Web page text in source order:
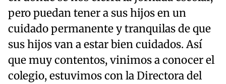
pero puedan tener a sus hijos en un
cuidado permanente y tranquilas de que
sus hijos van a estar bien cuidados. Así
que muy contentos, vinimos a conocer el
colegio, estuvimos con la Directora del